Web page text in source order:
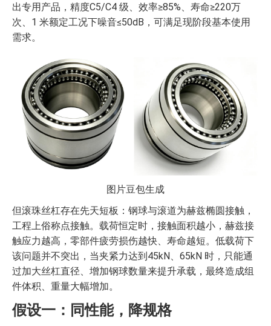
出专用产品，精度C5/C4 级、效率≥85%、寿命≥220万
次、1 米额定工况下噪音≤50dB，可满足现阶段基本使用
需求。
图片豆包生成
但滚珠丝杠存在先天短板：钢球与滚道为赫兹椭圆接触，
工程上俗称点接触。载荷恒定时，接触面积越小，赫兹接
触应力越高，零部件疲劳损伤越快、寿命越短。低载荷下
该问题并不突出，当夹紧力达到45kN、65kN 时，只能通
过加大丝杠直径、增加钢球数量来提升承载，最终造成组
件体积、重量大幅增加。
假设一：同性能，降规格